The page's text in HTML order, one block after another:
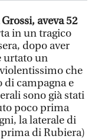
aveva 52
in un tragico
dopo aver
urtato un
che
di campagna e
sono già stati
poco prima
la laterale di
di Rubiera)